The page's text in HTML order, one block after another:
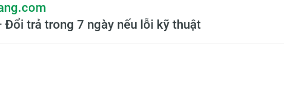
Đổi trả trong 7 ngày nếu lỗi kỹ thuật